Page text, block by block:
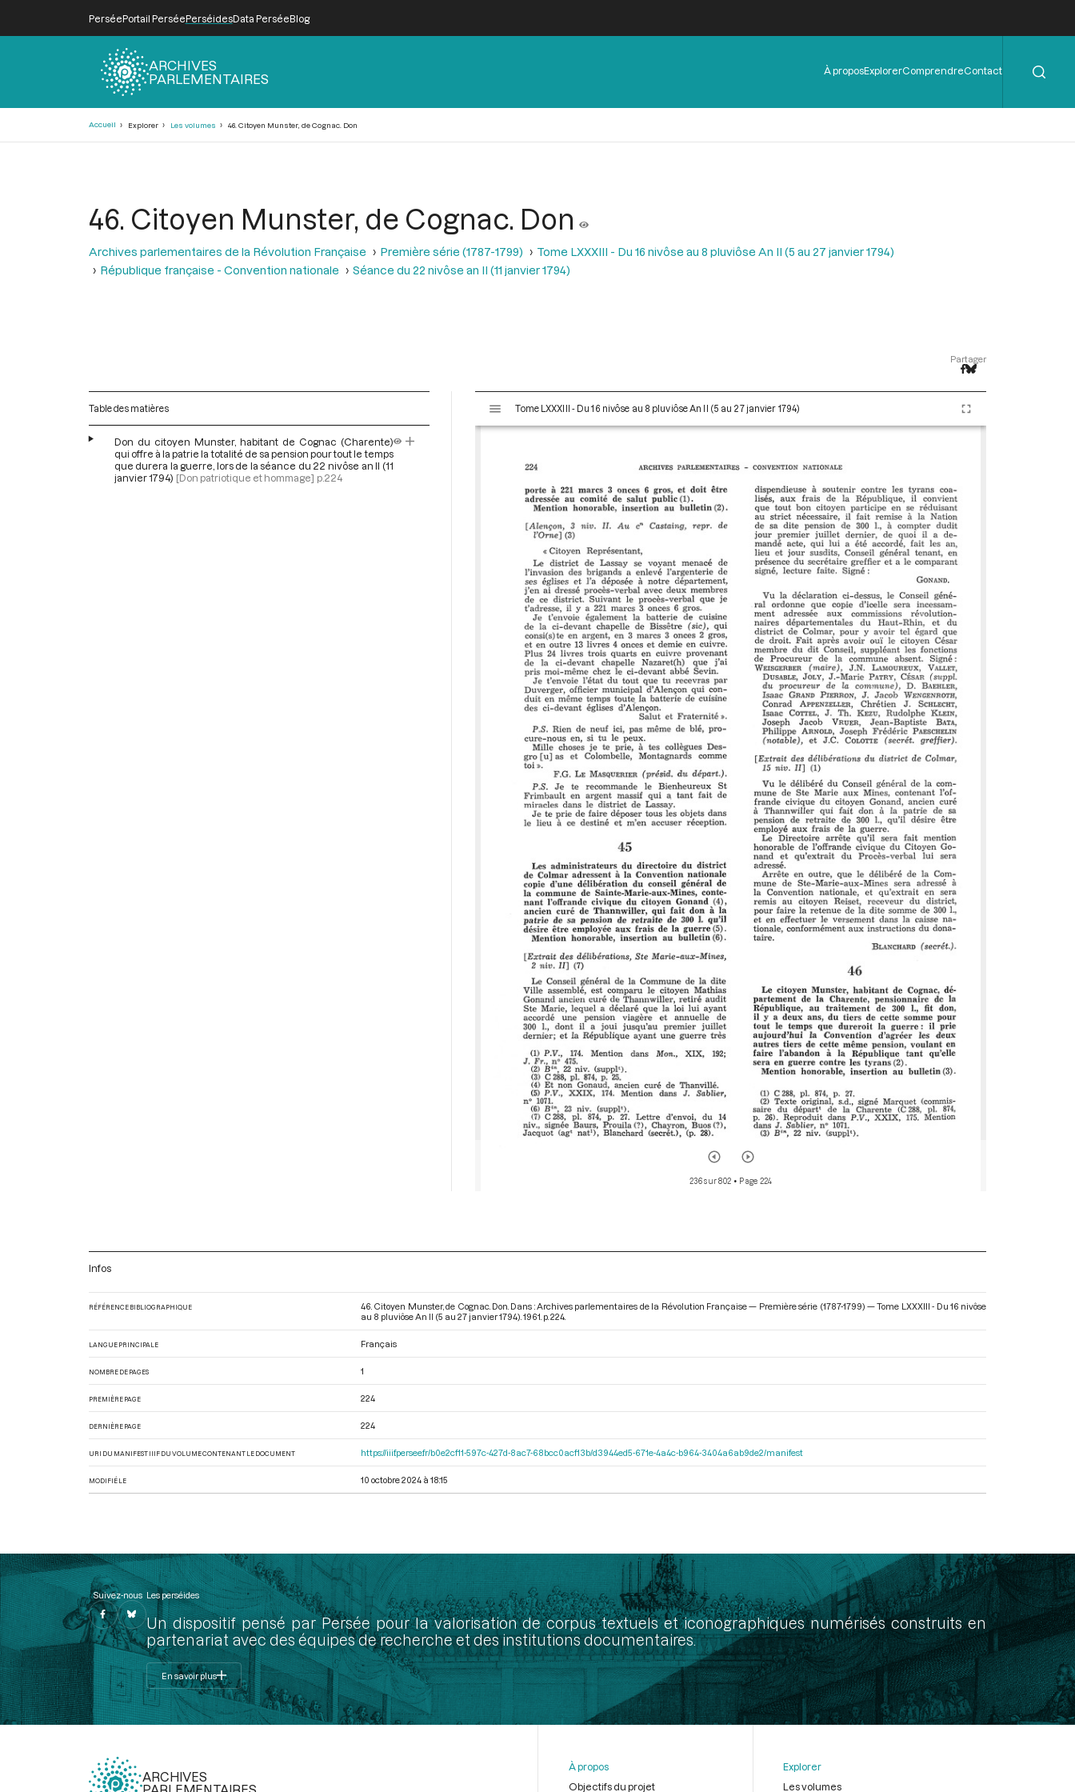
PerséePortail PerséePerséidesData PerséeBlog
ARCHIVES
PARLEMENTAIRES
Menu
de
À proposExplorerComprendreContact
Accueil Explorer Les volumes 46. Citoyen Munster, de Cognac. Don
46. Citoyen Munster, de Cognac. Don
Archives parlementaires de la Révolution Française Première série (1787-1799)
Tome LXXXIII - Du 16 nivôse au 8 pluviôse An II (5 au 27 janvier 1794)
République française - Convention nationale
Séance du 22 nivôse an II (11 janvier 1794)
Partager
Table des matières
Don du citoyen Munster, habitant de Cognac (Charente)
qui offre à la patrie la totalité de sa pension pour tout le temps
que durera la guerre, lors de la séance du 22 nivôse an II (11
janvier 1794) [Don patriotique et hommage] p.224
s
Tome LXXXIII - Du 16 nivôse au 8 pluviôse An II (5 au 27 janvier 1794)
236 sur 802 • Page 224
Infos
RÉFÉRENCE BIBLIOGRAPHIQUE
46. Citoyen Munster, de Cognac. Don. Dans : Archives parlementaires de la Révolution Française — Première série (1787-1799) — Tome LXXXIII - Du 16 nivôse
au 8 pluviôse An II (5 au 27 janvier 1794) . 1961. p. 224.
LANGUE PRINCIPALE Français
NOMBRE DE PAGES 1
PREMIÈRE PAGE 224
DERNIÈRE PAGE 224
URI DU MANIFEST IIIF DU VOLUME CONTENANT LE DOCUMENT https://iiif.persee.fr/b0e2cf11-597c-427d-8ac7-68bcc0acf13b/d3944ed5-671e-4a4c-b964-3404a6ab9de2/manifest
MODIFIÉ LE 10 octobre 2024 à 18:15
Suivez-nous Les perséides
Un dispositif pensé par Persée pour la valorisation de corpus textuels et iconographiques numérisés construits en
partenariat avec des équipes de recherche et des institutions documentaires.
En savoir plus
ARCHIVES
À propos
Objectifs du projet
Explorer
Les volumes